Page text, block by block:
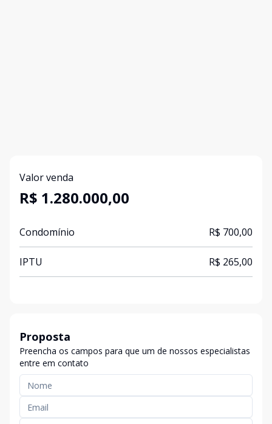
Valor venda
R$ 1.280.000,00
Condomínio R$ 700,00
IPTU R$ 265,00
Proposta
Preencha os campos para que um de nossos especialistas
entre em contato